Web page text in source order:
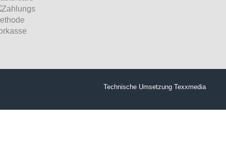
Technische Umsetzung Texxmedia